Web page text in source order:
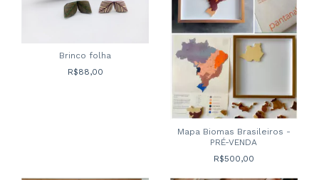
Brinco folha
R$88,00
Mapa Biomas Brasileiros -
PRÉ-VENDA
R$500,00